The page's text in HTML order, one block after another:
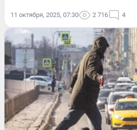
11 октября, 2025, 07:30 2 716 4